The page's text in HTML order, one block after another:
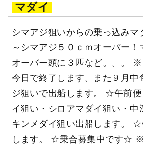
マダイ
シマアジ狙いからの乗っ込みマ
～シマアジ５０ｃｍオーバー！
オーバー頭に３匹など。。。
今日で終了します。また９月中
ジ狙いで出船します。 ☆午前
イ狙い・シロアマダイ狙い・中
キンメダイ狙い出船します。
します。 ☆乗合募集中です☆